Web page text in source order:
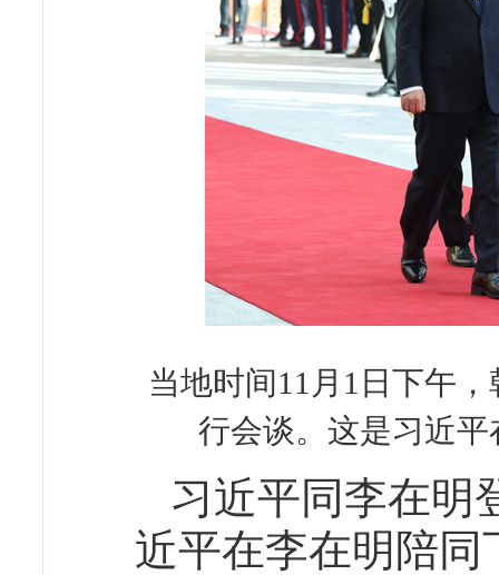
当地时间11月1日下午
行会谈。这是习近
习近平同李在明
近平在李在明陪